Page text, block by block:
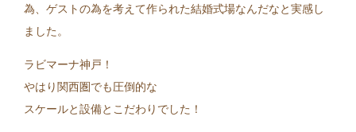
為、ゲストの為を考えて作られた結婚式場なんだなと実感し
ました。
ラビマーナ神戸！
やはり関西圏でも圧倒的な
スケールと設備とこだわりでした！